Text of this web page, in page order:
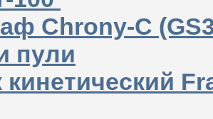
Chrony-C
пули
кинетический